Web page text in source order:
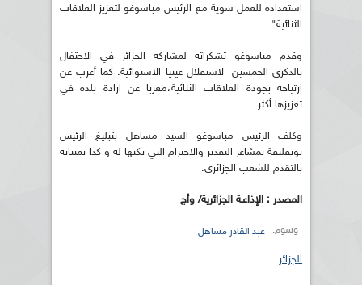
استعداده للعمل سوية مع الرئيس مباسوغو لتعزيز العلاقات
الثنائية".
وقدم مباسوغو تشكراته لمشاركة الجزائر في الاحتفال
بالذكرى الخمسين لاستقلال غينيا الاستوائية. كما أعرب عن
ارتياحه بجودة العلاقات الثنائية،معربا عن ارادة بلده في
تعزيزها أكثر.
وكلف الرئيس مباسوغو السيد مساهل بتبليغ الرئيس
بوتفليقة بمشاعر التقدير والاحترام التي يكنها له و كذا تمنياته
بالتقدم للشعب الجزائري.
المصدر : الإذاعـة الجزائرية/ وأج
وسوم: عبد القادر مساهل
الجزائر